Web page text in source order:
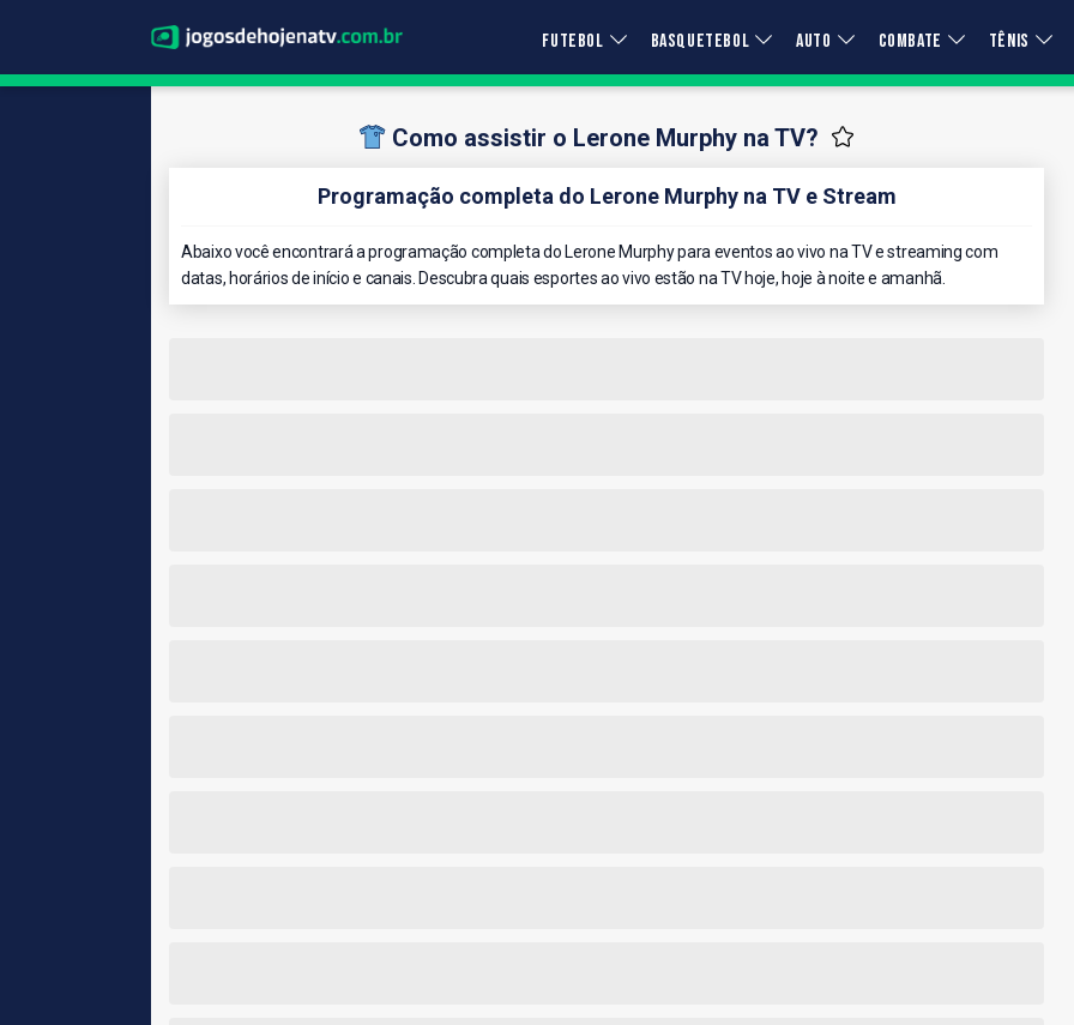
FUTEBOL BASQUETEBOL AUTO COMBATE TÊNIS
Como assistir o Lerone Murphy na TV?
Programação completa do Lerone Murphy na TV e Stream
Abaixo você encontrará a programação completa do Lerone Murphy para eventos ao vivo na TV e streaming com
datas, horários de início e canais. Descubra quais esportes ao vivo estão na TV hoje, hoje à noite e amanhã.